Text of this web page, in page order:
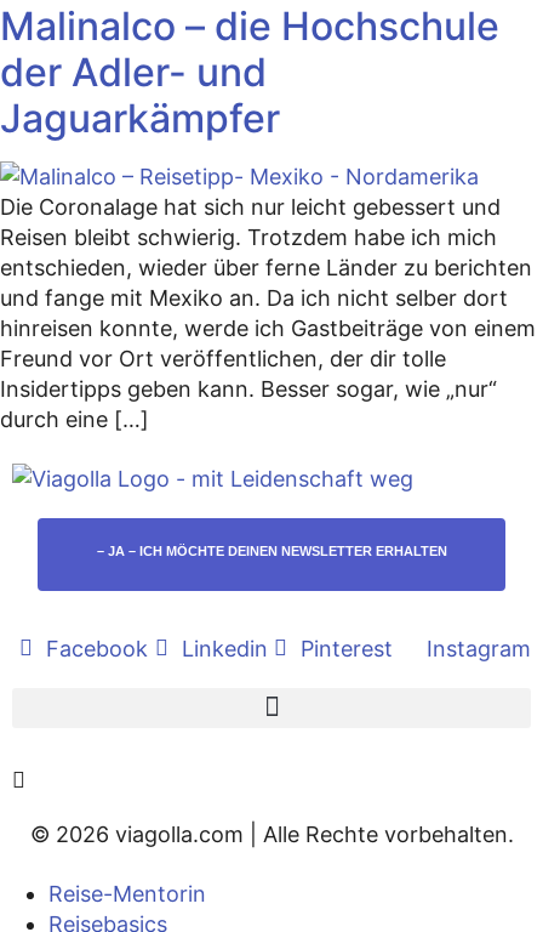
Malinalco – die Hochschule
der Adler- und
Jaguarkämpfer
Die Coronalage hat sich nur leicht gebessert und
Reisen bleibt schwierig. Trotzdem habe ich mich
entschieden, wieder über ferne Länder zu berichten
und fange mit Mexiko an. Da ich nicht selber dort
hinreisen konnte, werde ich Gastbeiträge von einem
Freund vor Ort veröffentlichen, der dir tolle
Insidertipps geben kann. Besser sogar, wie „nur“
durch eine […]
– JA – ICH MÖCHTE DEINEN NEWSLETTER ERHALTEN
Facebook Linkedin Pinterest Instagram
© 2026 viagolla.com | Alle Rechte vorbehalten.
Reise-Mentorin
Reisebasics